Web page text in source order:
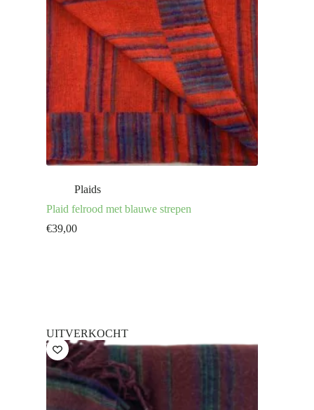
Plaids
Plaid felrood met blauwe strepen
€39,00
UITVERKOCHT